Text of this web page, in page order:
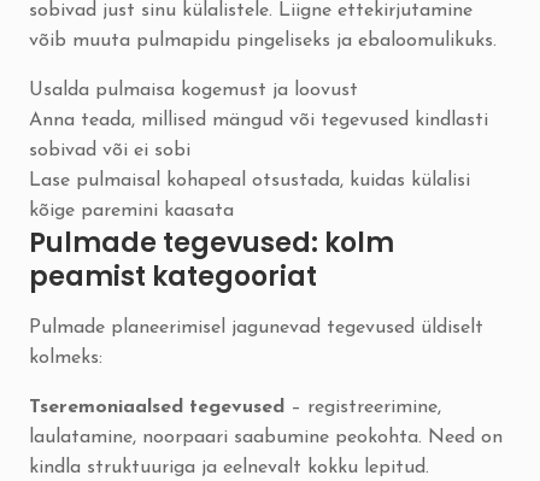
sobivad just sinu külalistele. Liigne ettekirjutamine
võib muuta pulmapidu pingeliseks ja ebaloomulikuks.
Usalda pulmaisa kogemust ja loovust
Anna teada, millised mängud või tegevused kindlasti
sobivad või ei sobi
Lase pulmaisal kohapeal otsustada, kuidas külalisi
kõige paremini kaasata
Pulmade tegevused: kolm
peamist kategooriat
Pulmade planeerimisel jagunevad tegevused üldiselt
kolmeks:
Tseremoniaalsed tegevused
– registreerimine,
laulatamine, noorpaari saabumine peokohta. Need on
kindla struktuuriga ja eelnevalt kokku lepitud.